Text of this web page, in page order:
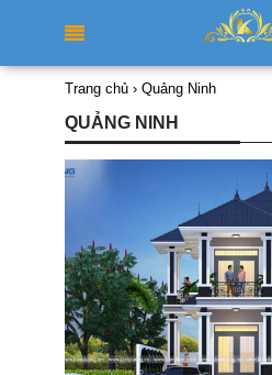
Trang chủ › Quảng Ninh
QUẢNG NINH